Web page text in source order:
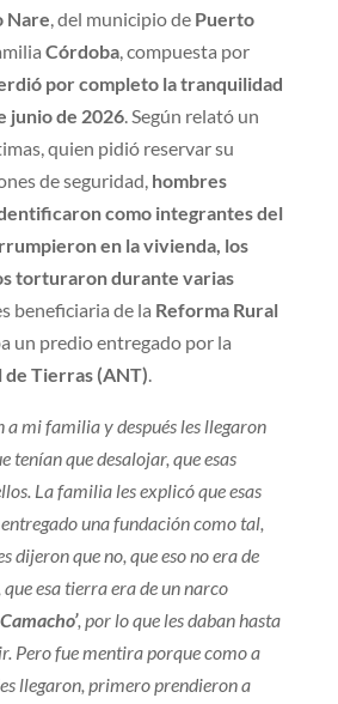
Nare, del municipio de Puerto
Córdoba, compuesta por
por completo la tranquilidad
junio de 2026. Según relató un
quien pidió reservar su
de seguridad, hombres
como integrantes del
en la vivienda, los
torturaron durante varias
beneficiaria de la Reforma Rural
un predio entregado por la
de Tierras (ANT).
a mi familia y después les llegaron
tenían que desalojar, que esas
La familia les explicó que esas
una fundación como tal,
dijeron que no, que eso no era de
esa tierra era de un narco
, por lo que les daban hasta
Pero fue mentira porque como a
llegaron, primero prendieron a